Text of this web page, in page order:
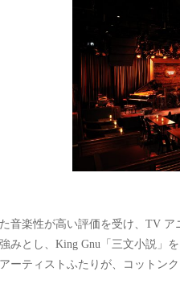
楽性が高い評価を受け、TV
とし、King Gnu「三文小説」
ーティストふたりが、コット